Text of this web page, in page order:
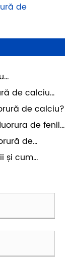
de
de calciu
de calciu?
de fenil
de
și cum